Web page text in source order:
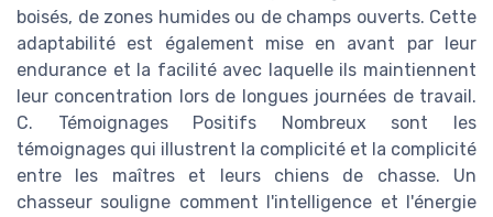
boisés, de zones humides ou de champs ouverts. Cette
adaptabilité est également mise en avant par leur
endurance et la facilité avec laquelle ils maintiennent
leur concentration lors de longues journées de travail.
C. Témoignages Positifs Nombreux sont les
témoignages qui illustrent la complicité et la complicité
entre les maîtres et leurs chiens de chasse. Un
chasseur souligne comment l'intelligence et l'énergie